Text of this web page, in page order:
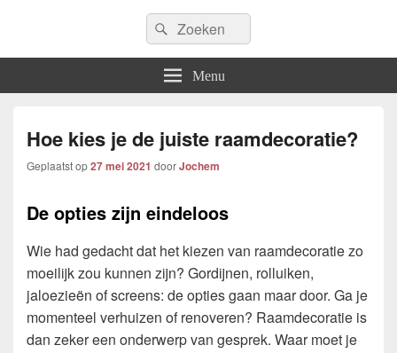
Search
for:
Search
Menu
Hoe kies je de juiste raamdecoratie?
Geplaatst op27 mei 2021 doorJochem
De opties zijn eindeloos
Wie had gedacht dat het kiezen van raamdecoratie zo
moeilijk zou kunnen zijn? Gordijnen, rolluiken,
jaloezieën of screens: de opties gaan maar door. Ga je
momenteel verhuizen of renoveren? Raamdecoratie is
dan zeker een onderwerp van gesprek. Waar moet je